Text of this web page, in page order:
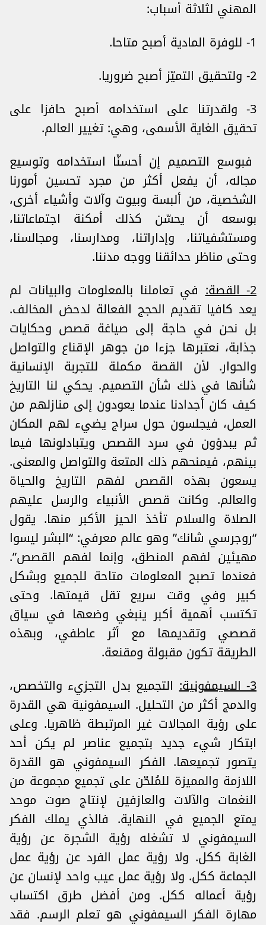
المهني لثلاثة أسباب:
1- للوفرة المادية أصبح متاحا.
2- ولتحقيق التميّز أصبح ضروريا.
3- ولقدرتنا على استخدامه أصبح حافزا على
تحقيق الغاية الأسمى، وهي: تغيير العالم.
فبوسع التصميم إن أحسنّا استخدامه وتوسيع
مجاله، أن يفعل أكثر من مجرد تحسين أمورنا
الشخصية، من ألبسة وبيوت وآلات وأشياء أخرى،
بوسعه أن يحسّن كذلك أمكنة اجتماعاتنا،
ومستشفياتنا، وإداراتنا، ومدارسنا، ومجالسنا،
وحتى مناظر حدائقنا ووجه مدننا.
2- القصة:
في تعاملنا بالمعلومات والبيانات لم
يعد كافيا تقديم الحجج الفعالة لدحض المخالف.
بل نحن في حاجة إلى صياغة قصص وحكايات
جذابة، نعتبرها جزءا من جوهر الإقناع والتواصل
والحوار. لأن القصة مكملة للتجربة الإنسانية
شأنها في ذلك شأن التصميم. يحكي لنا التاريخ
كيف كان أجدادنا عندما يعودون إلى منازلهم من
العمل، فيجلسون حول سراج يضيء لهم المكان
ثم يبدؤون في سرد القصص ويتبادلونها فيما
بينهم، فيمنحهم ذلك المتعة والتواصل والمعنى.
يسعون بهذه القصص لفهم التاريخ والحياة
والعالم. وكانت قصص الأنبياء والرسل عليهم
الصلاة والسلام تأخذ الحيز الأكبر منها. يقول
“روجرسي شانك” وهو عالم معرفي: “البشر ليسوا
مهيئين لفهم المنطق، وإنما لفهم القصص”.
فعندما تصبح المعلومات متاحة للجميع وبشكل
كبير وفي وقت سريع تقل قيمتها. وحتى
تكتسب أهمية أكبر ينبغي وضعها في سياق
قصصي وتقديمها مع أثر عاطفي، وبهذه
الطريقة تكون مقبولة ومقنعة.
3- السيمفونية:
التجميع بدل التجزيء والتخصص،
والدمج أكثر من التحليل. السيمفونية هي القدرة
على رؤية المجالات غير المرتبطة ظاهريا. وعلى
ابتكار شيء جديد بتجميع عناصر لم يكن أحد
يتصور تجميعها. الفكر السيمفوني هو القدرة
اللازمة والمميزة للمُلحّن على تجميع مجموعة من
النغمات والآلات والعازفين لإنتاج صوت موحد
يمتع الجميع في النهاية. فالذي يملك الفكر
السيمفوني لا تشغله رؤية الشجرة عن رؤية
الغابة ككل. ولا رؤية عمل الفرد عن رؤية عمل
الجماعة ككل. ولا رؤية عمل عيب واحد لإنسان عن
رؤية أعماله ككل. ومن أفضل طرق اكتساب
مهارة الفكر السيمفوني هو تعلم الرسم. فقد